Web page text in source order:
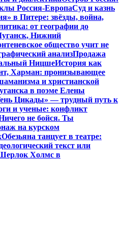
Россия-ЕвропаСуд и казнь
в Питере: звёзды, война,
от географии до
Нижний
общество учит не
анализПродажа
НицшеИстория как
Харман: пронизывающее
и христианской
в поэме Елены
Цикады» — трудный путь к
и ученые: конфликт
не бойся. Ты
на курском
Обезьяна танцует в театре:
текст или
Холмс в